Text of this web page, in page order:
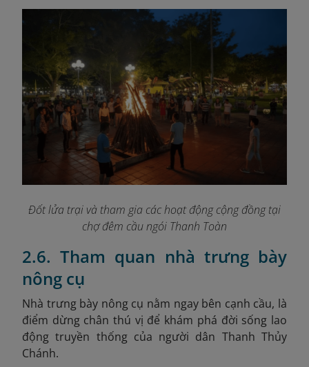
Đốt lửa trại và tham gia các hoạt động cộng đồng tại
chợ đêm cầu ngói Thanh Toàn
2.6. Tham quan nhà trưng bày
nông cụ
Nhà trưng bày nông cụ nằm ngay bên cạnh cầu, là
điểm dừng chân thú vị để khám phá đời sống lao
động truyền thống của người dân Thanh Thủy
Chánh.